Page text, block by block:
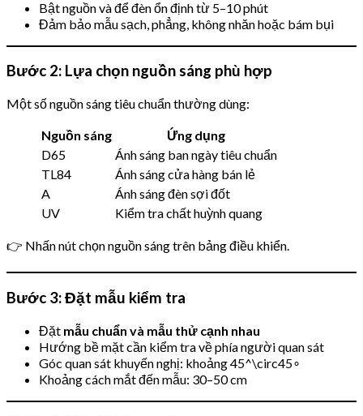
Bật nguồn và để đèn ổn định từ 5–10 phút
Đảm bảo mẫu sạch, phẳng, không nhăn hoặc bám bụi
Bước 2: Lựa chọn nguồn sáng phù hợp
Một số nguồn sáng tiêu chuẩn thường dùng:
Nguồn sáng
Ứng dụng
D65
Ánh sáng ban ngày tiêu chuẩn
TL84
Ánh sáng cửa hàng bán lẻ
A
Ánh sáng đèn sợi đốt
UV
Kiểm tra chất huỳnh quang
👉 Nhấn nút chọn nguồn sáng trên bảng điều khiển.
Bước 3: Đặt mẫu kiểm tra
Đặt mẫu chuẩn và mẫu thử cạnh nhau
Hướng bề mặt cần kiểm tra về phía người quan sát
Góc quan sát khuyến nghị: khoảng45^\circ45∘
Khoảng cách mắt đến mẫu: 30–50 cm